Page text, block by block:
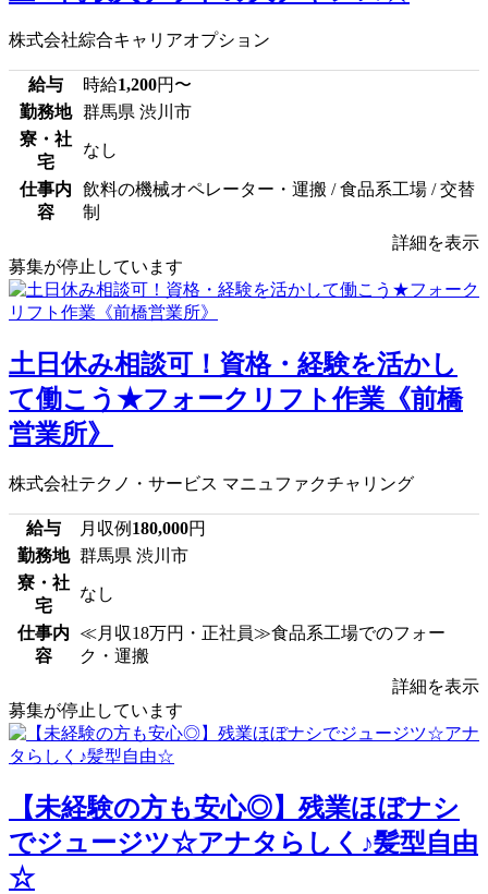
株式会社綜合キャリアオプション
給与 時給1,200円〜
勤務地
群馬県 渋川市
寮・社
宅
なし
仕事内
容
飲料の機械オペレーター・運搬 / 食品系工場 / 交替
制
詳細を表示
募集が停止しています
土日休み相談可！資格・経験を活かし
て働こう★フォークリフト作業《前橋
営業所》
株式会社テクノ・サービス マニュファクチャリング
給与 月収例 180,000円
勤務地 群馬県 渋川市
寮・社
宅
なし
仕事内
容
≪月収18万円・正社員≫食品系工場でのフォー
ク・運搬
詳細を表示
募集が停止しています
【未経験の方も安心◎】残業ほぼナシ
でジュージツ☆アナタらしく♪髪型自由
☆